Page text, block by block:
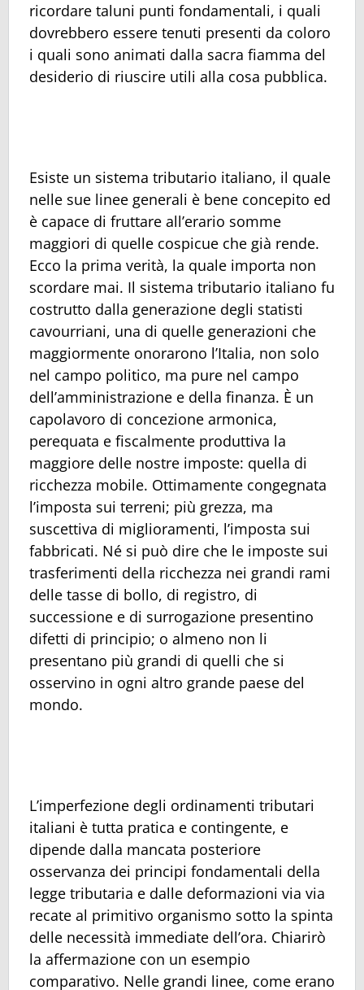
ricordare taluni punti fondamentali, i quali
dovrebbero essere tenuti presenti da coloro
i quali sono animati dalla sacra fiamma del
desiderio di riuscire utili alla cosa pubblica.
Esiste un sistema tributario italiano, il quale
nelle sue linee generali è bene concepito ed
è capace di fruttare all’erario somme
maggiori di quelle cospicue che già rende.
Ecco la prima verità, la quale importa non
scordare mai. Il sistema tributario italiano fu
costrutto dalla generazione degli statisti
cavourriani, una di quelle generazioni che
maggiormente onorarono l’Italia, non solo
nel campo politico, ma pure nel campo
dell’amministrazione e della finanza. È un
capolavoro di concezione armonica,
perequata e fiscalmente produttiva la
maggiore delle nostre imposte: quella di
ricchezza mobile. Ottimamente congegnata
l’imposta sui terreni; più grezza, ma
suscettiva di miglioramenti, l’imposta sui
fabbricati. Né si può dire che le imposte sui
trasferimenti della ricchezza nei grandi rami
delle tasse di bollo, di registro, di
successione e di surrogazione presentino
difetti di principio; o almeno non li
presentano più grandi di quelli che si
osservino in ogni altro grande paese del
mondo.
L’imperfezione degli ordinamenti tributari
italiani è tutta pratica e contingente, e
dipende dalla mancata posteriore
osservanza dei principi fondamentali della
legge tributaria e dalle deformazioni via via
recate al primitivo organismo sotto la spinta
delle necessità immediate dell’ora. Chiarirò
la affermazione con un esempio
comparativo. Nelle grandi linee, come erano